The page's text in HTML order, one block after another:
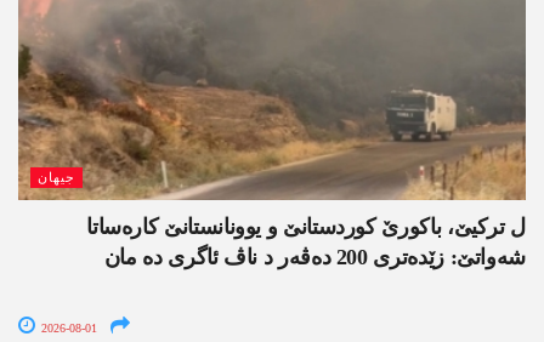
جیھان
ل ترکیێ، باکورێ کوردستانێ و یوونانستانێ کارەساتا
شەواتێ: زێدەتری 200 دەڤەر د ناڤ ئاگری دە مان
2026-08-01